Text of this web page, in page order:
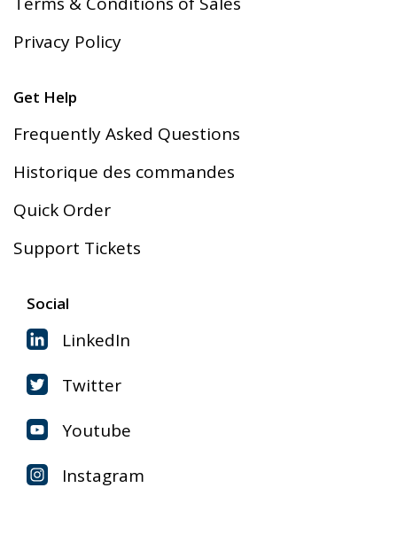
Privacy Policy
Get Help
Frequently Asked Questions
Historique des commandes
Quick Order
Support Tickets
Social
LinkedIn
Twitter
Youtube
Instagram